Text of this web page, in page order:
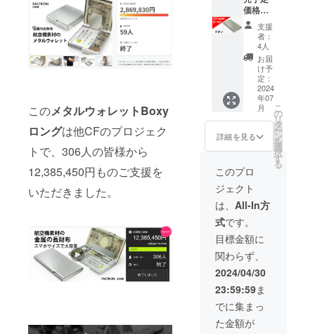
このメタルウォレットBoxy
ロングは他CFのプロジェク
トで、306人の皆様から
12,385,450円ものご支援を
いただきました。
給状
況、製
造工程
上の都
合等に
より出
荷時期
が遅れ
る場合
があり
ます。
閉じる
もござ
いま
す。 ※
デザイ
ン・仕
様は変
更にな
る可能
性もご
ざいま
す。ご
了承く
ご注文
使用部
材の供
況、製
造工程
上の都
合等に
より出
が遅れ
る場合
があり
ます。
なし ※
刻印の
内容は
ご支援
後変更
できま
せん。
※皆様の
ご支援
により
量産効
率が向
正規販
が販売
予定価
格より
下がる
可能性
もござ
いま
す。 ※
ン・仕
様は変
更にな
る可能
入れな
い場合
は「3.
刻印な
し」を
お選び
くださ
い。 ※
刻印位
置は下
記から
お選び
裏面
ON刻印
の上
2.表面
上部
3.刻印
なし ※
刻印の
内容は
後変更
できま
せん。
※皆様の
いいた
しま
す。 ※
刻印内
容は備
考欄に
ご記入
くださ
い（ア
ルファ
ベッ
ト・数
内。詳
細はプ
ロジェ
クト
ページ
をご覧
くださ
い。）
※刻印を
入れな
い場合
は「3.
刻印な
し」を
お選び
文字
刻印の
有料オ
プショ
ンサー
ビスを
ご希望
の場合
は刻印
位置を
ご選択
くださ
い。
￥1,650
を上乗
せ支援
してい
ただき
ますよ
うお願
いいた
しま
す。 ※
刻印内
容は備
考欄に
ご記入
くださ
い（ア
価格
￥190,0
00（税
込）
を、 4
名様限
23%off
￥146,3
00（税
込・送
料込）
にて承
りま
す。 材
質：純
チタン
文字刻
印の有
料オプ
ション
サービ
スをご
希望の
場合は
刻印位
置をご
選択く
支援
者：
4人
お届
け予
定：
2024
年07
月
詳細を見る
こ
の
リ
タ
ー
ン
を
選
択
す
る
このプロ
ジェクト
は、 All-In方
式です。
目標金額に
関わらず、
2024/04/30
23:59:59ま
でに集まっ
た金額が